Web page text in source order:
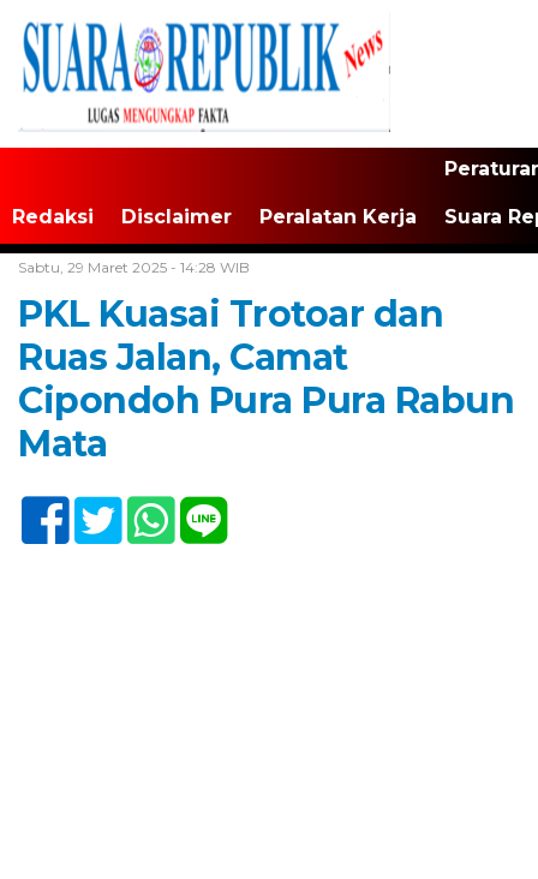
Redaksi Disclaimer Peralatan Kerja Suara
Sabtu, 29 Maret 2025 - 14:28 WIB
PKL Kuasai Trotoar dan
Ruas Jalan, Camat
Cipondoh Pura Pura Rabun
Mata